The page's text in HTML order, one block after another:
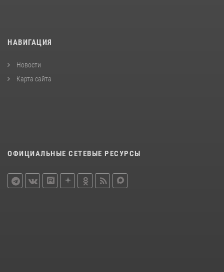
НАВИГАЦИЯ
Новости
Карта сайта
ОФИЦИАЛЬНЫЕ СЕТЕВЫЕ РЕСУРСЫ